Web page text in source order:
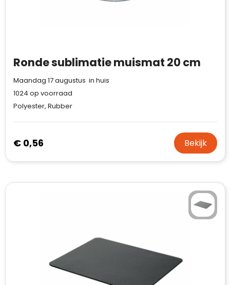
Ronde sublimatie muismat 20 cm
Maandag 17 augustus in huis
1024 op voorraad
Polyester, Rubber
€ 0,56 Bekijk